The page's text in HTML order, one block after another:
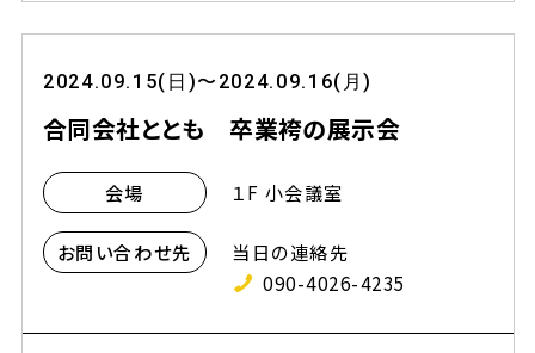
2024.09.15(日)〜2024.09.16(月)
合同会社ととも 卒業袴の展示会
会場 １F 小会議室
お問い合わせ先
当日の連絡先
090-4026-4235